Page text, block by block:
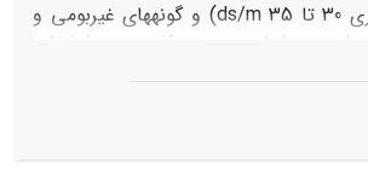
مناسب برای اصلاح اراضی شور و کم بازده منطقۀ مورد تحقیق، ایستگاه تحقیقات بیابان گرمسار (با شوری 30 تا 35 ds/m) و گونه­های غیربومی و
Atriplexverrocifera
هستند. در هر تکرار از گونه‌های مورد
واریانس تولید سالانه نشان داد که تمامی گونه‌های یاد شده قادر به تولید علوفه در اراضی شور با حداکثر ds/m35 هستند. در بین گونه‌های مورد